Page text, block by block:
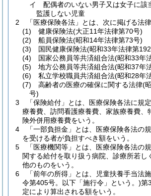
イ
配偶者のいない男子又は女子に該
監護しない児童
2
「医療保険各法」とは、次に掲げる法律
(1)
健康保険法(大正11年法律第70号)
(2)
船員保険法(昭和14年法律第73号)
(3)
国民健康保険法(昭和33年法律第
(4)
国家公務員等共済組合法(昭和33年
(5)
地方公務員等共済組合法(昭和37年
(6)
私立学校職員共済組合法(昭和28年
(7)
高齢者の医療の確保に関する法律(
号)
3
「保険給付」とは、医療保険各法に規
療養費、訪問看護療養費、家族療養費、
険外併用療養費をいう。
4
「一部負担金」とは、医療保険各法の
を受ける者が負担すべき額をいう。
5
「医療機関等」とは、医療保険各法の
関する給付を取り扱う病院、診療所若し
他のものをいう。
6
「前年の所得」とは、児童扶養手当法
令第405号。以下「施行令」という。)第
定により算出される額をいう。